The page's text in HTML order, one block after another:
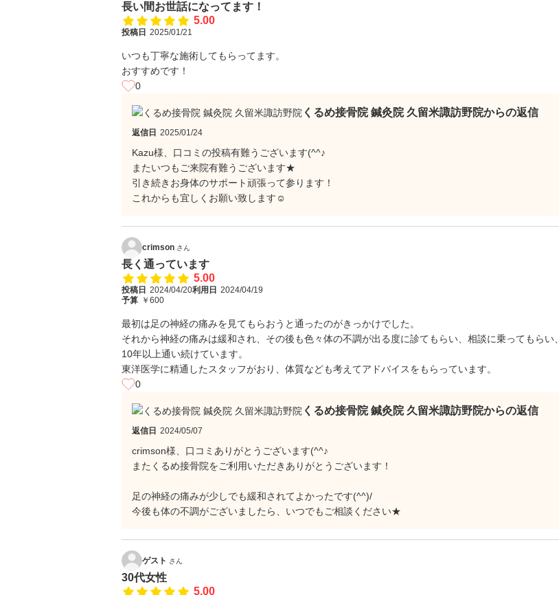
長い間お世話になってます！
5.00
投稿日 2025/01/21
いつも丁寧な施術してもらってます。
おすすめです！
0
くるめ接骨院 鍼灸院 久留米諏訪野院からの返信
返信日 2025/01/24
Kazu様、口コミの投稿有難うございます(^^♪
またいつもご来院有難うございます★
引き続きお身体のサポート頑張って参ります！
これからも宜しくお願い致します☺
crimson さん
長く通っています
5.00
投稿日 2024/04/20利用日 2024/04/19
予算 ￥600
最初は足の神経の痛みを見てもらおうと通ったのがきっかけでした。
それから神経の痛みは緩和され、その後も色々体の不調が出る度に診てもらい、相談に乗ってもらい、
10年以上通い続けています。
東洋医学に精通したスタッフがおり、体質なども考えてアドバイスをもらっています。
0
くるめ接骨院 鍼灸院 久留米諏訪野院からの返信
返信日 2024/05/07
crimson様、口コミありがとうございます(^^♪
またくるめ接骨院をご利用いただきありがとうございます！
足の神経の痛みが少しでも緩和されてよかったです(^^)/
今後も体の不調がございましたら、いつでもご相談ください★
ゲスト さん
30代女性
5.00